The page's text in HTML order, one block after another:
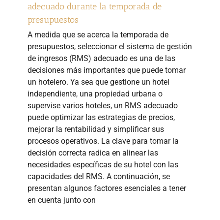
adecuado durante la temporada de
presupuestos
A medida que se acerca la temporada de
presupuestos, seleccionar el sistema de gestión
de ingresos (RMS) adecuado es una de las
decisiones más importantes que puede tomar
un hotelero. Ya sea que gestione un hotel
independiente, una propiedad urbana o
supervise varios hoteles, un RMS adecuado
puede optimizar las estrategias de precios,
mejorar la rentabilidad y simplificar sus
procesos operativos. La clave para tomar la
decisión correcta radica en alinear las
necesidades específicas de su hotel con las
capacidades del RMS. A continuación, se
presentan algunos factores esenciales a tener
en cuenta junto con